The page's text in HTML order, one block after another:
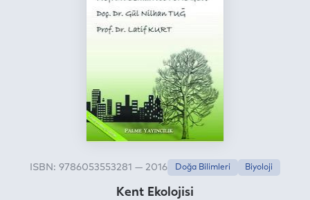
Kent Ekolojisi
ISBN: 9786053553281 — 2016 Doğa Bilimleri Biyoloji